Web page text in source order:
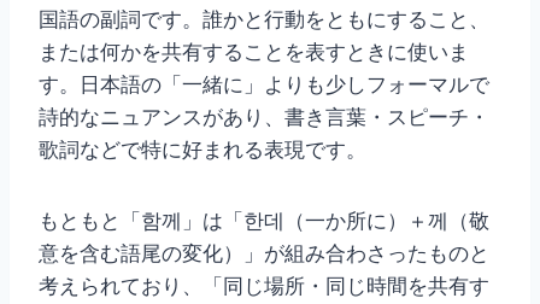
国語の副詞です。誰かと行動をともにすること、
または何かを共有することを表すときに使いま
す。日本語の「一緒に」よりも少しフォーマルで
詩的なニュアンスがあり、書き言葉・スピーチ・
歌詞などで特に好まれる表現です。
もともと「함께」は「한데（一か所に）＋께（敬
意を含む語尾の変化）」が組み合わさったものと
考えられており、「同じ場所・同じ時間を共有す